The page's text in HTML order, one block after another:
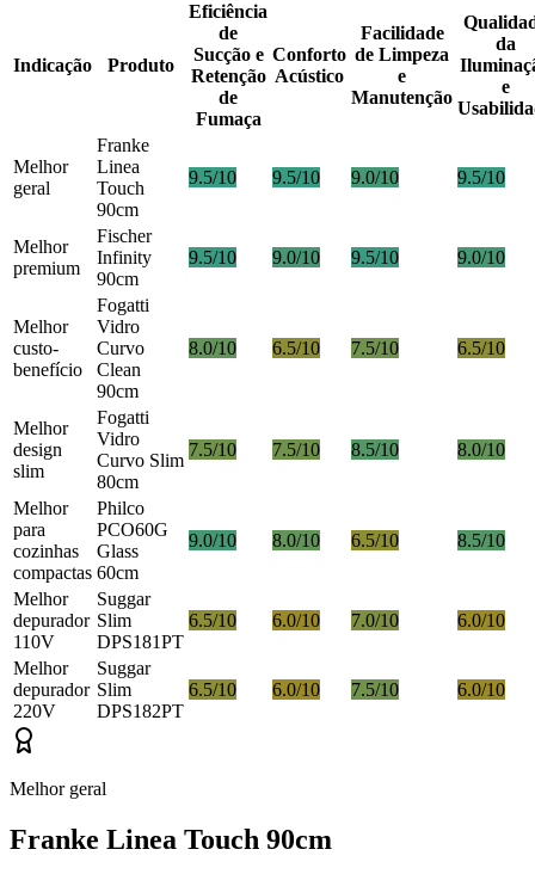
Indicação Produto
Eficiência
de
Sucção e
Retenção
de
Fumaça
Conforto
Acústico
Facilidade
de Limpeza
e
Manutenção
da
e
Melhor
geral
Franke
Linea
Touch
90cm
9.5/10 9.5/10 9.0/10 9.5/10
Melhor
premium
Fischer
Infinity
90cm
9.5/10 9.0/10 9.5/10 9.0/10
Melhor
custo-
benefício
Fogatti
Vidro
Curvo
Clean
90cm
8.0/10 6.5/10 7.5/10 6.5/10
Melhor
design
slim
Fogatti
Vidro
Curvo Slim
80cm
7.5/10 7.5/10 8.5/10 8.0/10
Melhor
para
cozinhas
compactas
Philco
PCO60G
Glass
60cm
9.0/10 8.0/10 6.5/10 8.5/10
Melhor
depurador
110V
Suggar
Slim
DPS181PT
6.5/10 6.0/10 7.0/10 6.0/10
Melhor
depurador
220V
Suggar
Slim
DPS182PT
6.5/10 6.0/10 7.5/10 6.0/10
Melhor geral
Franke Linea Touch 90cm